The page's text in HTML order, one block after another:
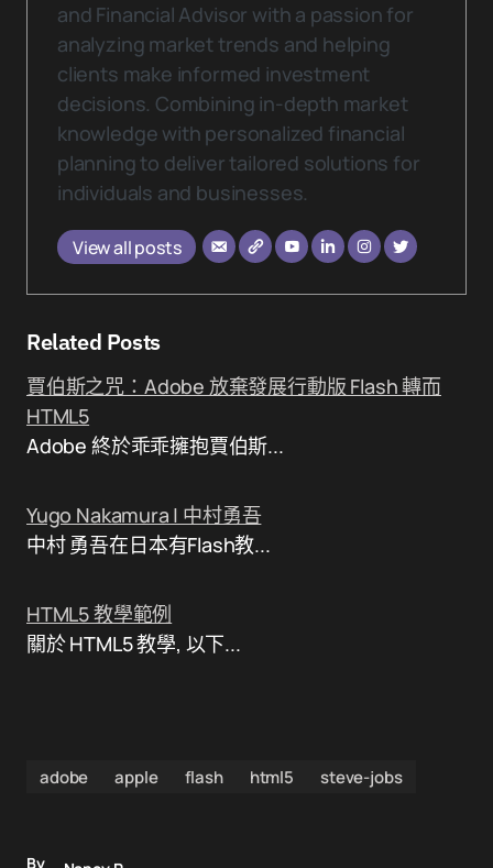
and Financial Advisor with a passion for
analyzing market trends and helping
clients make informed investment
decisions. Combining in-depth market
knowledge with personalized financial
planning to deliver tailored solutions for
individuals and businesses.
View all posts
Related Posts
賈伯斯之咒：Adobe 放棄發展行動版 Flash 轉而
HTML5
Adobe 終於乖乖擁抱賈伯斯...
Yugo Nakamura | 中村勇吾
中村 勇吾在日本有Flash教...
HTML5 教學範例
關於 HTML5 教學, 以下...
adobe apple flash html5 steve-jobs
By